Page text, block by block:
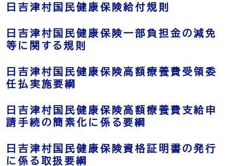
日吉津村国民健康保険給付規則
日吉津村国民健康保険一部負担金の減免
等に関する規則
日吉津村国民健康保険高額療養費受領委
任払実施要綱
日吉津村国民健康保険高額療養費支給申
請手続の簡素化に係る要綱
日吉津村国民健康保険資格証明書の発行
に係る取扱要綱